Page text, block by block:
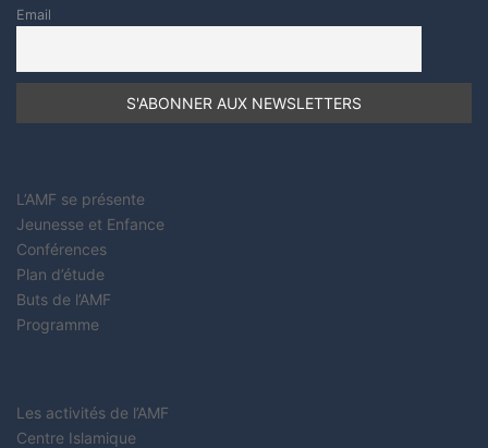
Email
L’AMF se présente
Jeunesse et Enfance
Conférences
Plan d’étude
Buts de l’AMF
Programme
Les activités de l’AMF
Centre Islamique